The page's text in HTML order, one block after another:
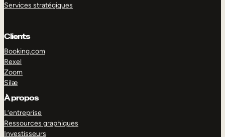
Services stratégiques
Clients
Booking.com
Rexel
Zoom
Silæ
À propos
L’entreprise
Ressources graphiques
Investisseurs